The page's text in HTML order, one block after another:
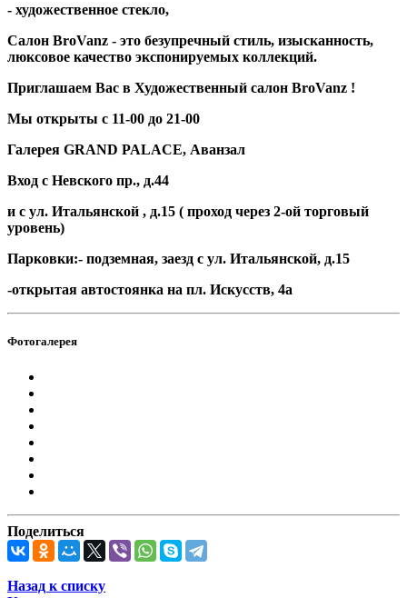
- художественное стекло,
Салон BroVanz - это безупречный стиль, изысканность,
люксовое качество экспонируемых коллекций.
Приглашаем Вас в Художественный салон BroVanz !
Мы открыты с 11-00 до 21-00
Галерея GRAND PALACE, Аванзал
Вход с Невского пр., д.44
и с ул. Итальянской , д.15 ( проход через 2-ой торговый
уровень)
Парковки:- подземная, заезд с ул. Итальянской, д.15
-открытая автостоянка на пл. Искусств, 4а
Фотогалерея
Поделиться
Назад к списку